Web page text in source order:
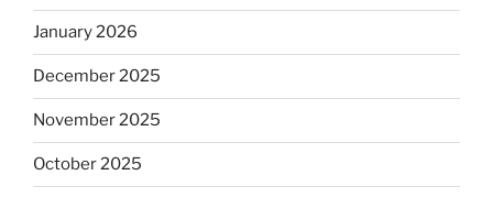
January 2026
December 2025
November 2025
October 2025